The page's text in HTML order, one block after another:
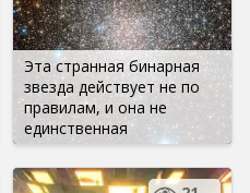
Эта странная бинарная
звезда действует не по
правилам, и она не
единственная